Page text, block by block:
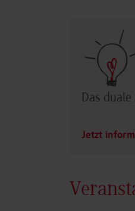
Das
Jetzt